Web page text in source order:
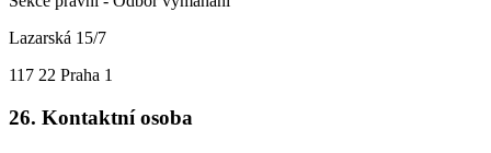
Lazarská 15/7
117 22 Praha 1
26. Kontaktní osoba